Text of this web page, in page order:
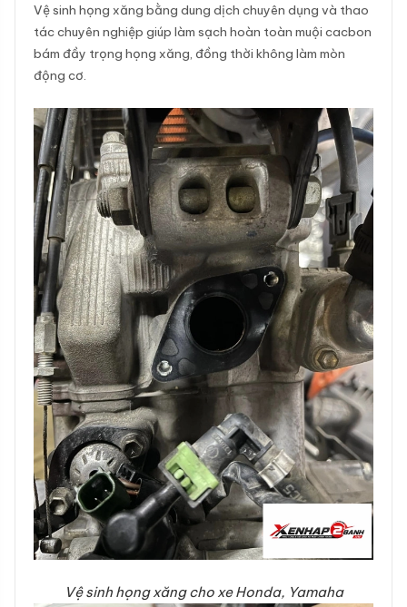
Vệ sinh họng xăng bằng dung dịch chuyên dụng và thao
tác chuyên nghiệp giúp làm sạch hoàn toàn muội cacbon
bám đầy trọng họng xăng, đồng thời không làm mòn
động cơ.
Vệ sinh họng xăng cho xe Honda, Yamaha